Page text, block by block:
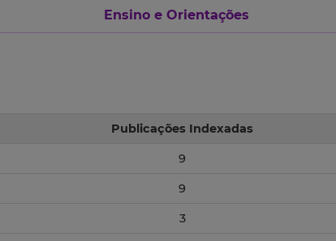
Ensino e Orientações
Publicações Indexadas
9
9
3